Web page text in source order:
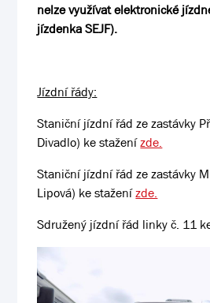
nelze využívat elektronické
jízdenka SEJF).
Jízdní řády:
Staniční jízdní řád ze zastávky
Divadlo) ke staženízde.
Staniční jízdní řád ze zastávky
Lipová) ke staženízde.
Sdružený jízdní řád linky č. 11